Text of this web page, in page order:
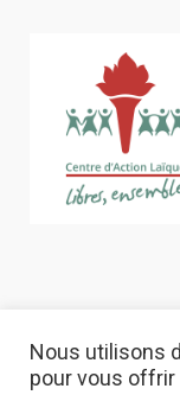
Nous utilisons
pour vous offrir